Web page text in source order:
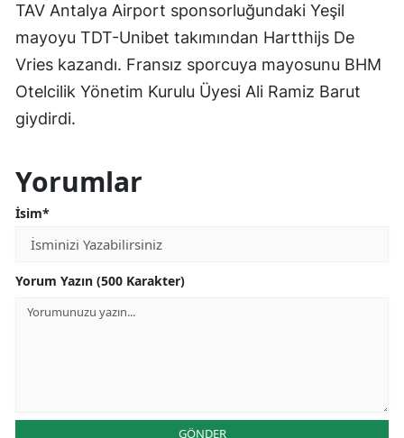
TAV Antalya Airport sponsorluğundaki Yeşil
mayoyu TDT-Unibet takımından Hartthijs De
Vries kazandı. Fransız sporcuya mayosunu BHM
Otelcilik Yönetim Kurulu Üyesi Ali Ramiz Barut
giydirdi.
Yorumlar
İsim*
Yorum Yazın (500 Karakter)
GÖNDER